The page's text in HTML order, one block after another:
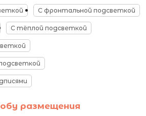
С фронтальной подсветкой
С тёплой подсветкой
размещения